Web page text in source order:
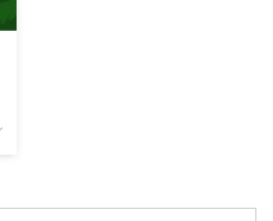
ポイ ...